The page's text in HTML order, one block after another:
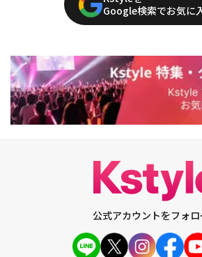
Google検索でお気に
公式アカウントをフォロ